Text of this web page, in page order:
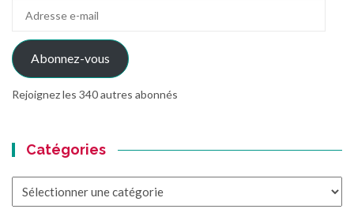
mail
Abonnez-vous
Rejoignez les 340 autres abonnés
Catégories